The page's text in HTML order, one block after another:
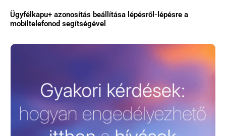
Ügyfélkapu+ azonosítás beállítása lépésről-lépésre a
mobiltelefonod segítségével